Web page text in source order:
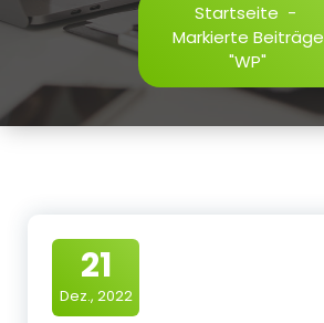
Startseite -
Markierte Beiträge
"WP"
21
Dez., 2022